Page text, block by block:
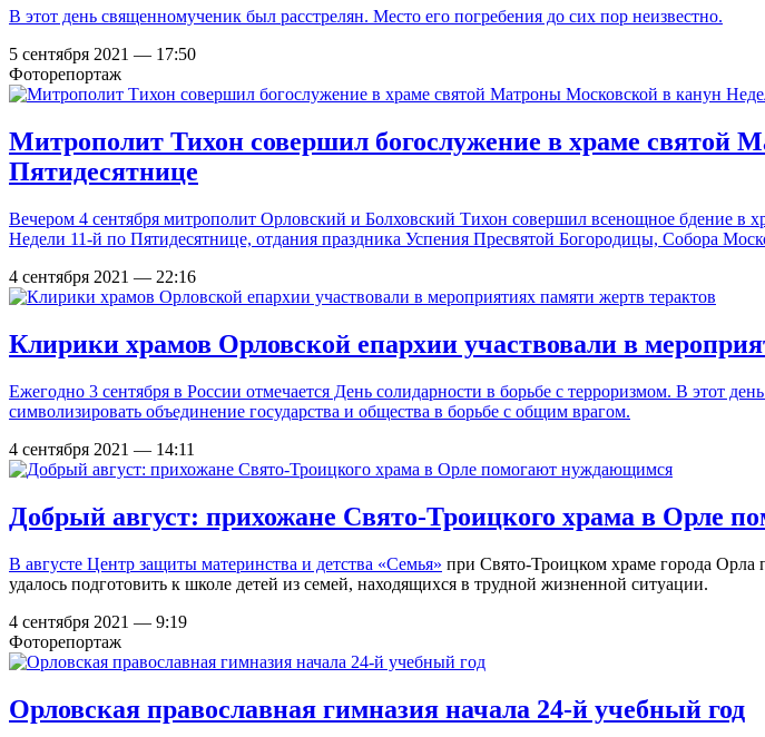
В этот день священномученик был расстрелян. Место его погребения до сих пор неизвестно.
5 сентября 2021 — 17:50
Фоторепортаж
Митрополит Тихон совершил богослужение в храме святой
Пятидесятнице
Вечером 4 сентября митрополит Орловский и Болховский Тихон совершил всенощное бдение в
Недели 11-й по Пятидесятнице, отдания праздника Успения Пресвятой Богородицы, Собора
4 сентября 2021 — 22:16
Клирики храмов Орловской епархии участвовали в
Ежегодно 3 сентября в России отмечается День солидарности в борьбе с терроризмом. В этот
символизировать объединение государства и общества в борьбе с общим врагом.
4 сентября 2021 — 14:11
Добрый август: прихожане Свято-Троицкого храма в Орле
В августе Центр защиты материнства и детства «Семья» при Свято-Троицком храме города Орла
удалось подготовить к школе детей из семей, находящихся в трудной жизненной ситуации.
4 сентября 2021 — 9:19
Фоторепортаж
Орловская православная гимназия начала 24-й учебный год